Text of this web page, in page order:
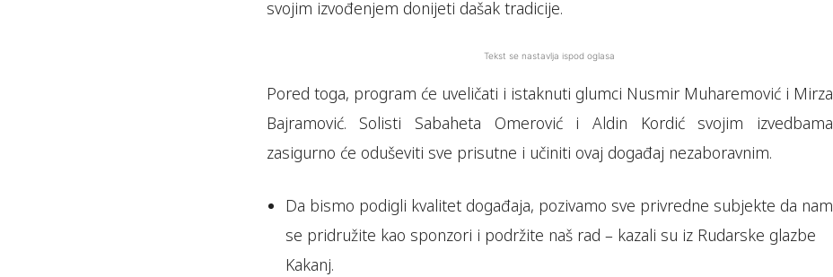
svojim izvođenjem donijeti dašak tradicije.
Tekst se nastavlja ispod oglasa
Pored toga, program će uveličati i istaknuti glumci Nusmir Muharemović i Mirza
Bajramović. Solisti Sabaheta Omerović i Aldin Kordić svojim izvedbama
zasigurno će oduševiti sve prisutne i učiniti ovaj događaj nezaboravnim.
Da bismo podigli kvalitet događaja, pozivamo sve privredne subjekte da nam
se pridružite kao sponzori i podržite naš rad – kazali su iz Rudarske glazbe
Kakanj.